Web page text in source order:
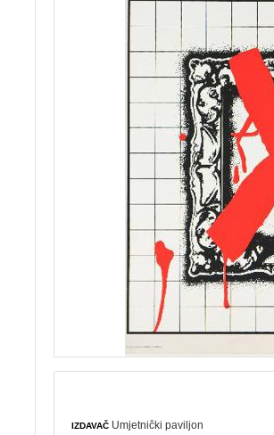
IZDAVAČ Umjetnički paviljon